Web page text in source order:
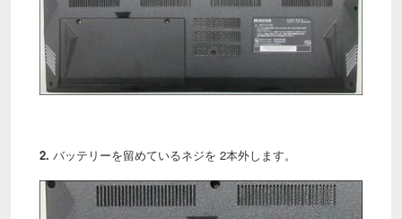
2. バッテリーを留めているネジを 2本外します。